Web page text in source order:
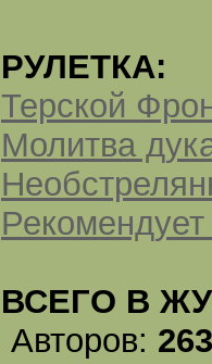
РУЛЕТКА:
Терской
Молитва
ВСЕГО В
Авторов: 263